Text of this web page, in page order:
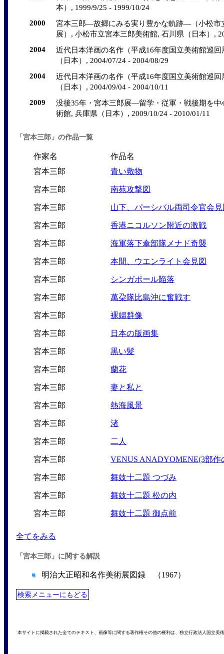
本）, 1999/9/25 - 1999/10/24
2000
宮本三郎―故郷にみる実り豊かな軌跡―（小松市
展）, 小松市立宮本三郎美術館, 石川県（日本）,
2004
近代日本洋画の名作（平成16年度国立美術館巡
（日本）, 2004/07/24 - 2004/08/29
2004
近代日本洋画の名作（平成16年度国立美術館巡
（日本）, 2004/09/04 - 2004/10/11
2009
没後35年・宮本三郎展―留学・従軍・戦後期を
術館, 兵庫県（日本）, 2009/10/24 - 2010/01/11
「宮本三郎」の作品一覧
作家名
作品名
宮本三郎
青い敷物
宮本三郎 南苑攻撃図
宮本三郎 山下、パーシバル両司令官会見
宮本三郎 香港ニコルソン附近の激戦
宮本三郎 海軍落下傘部隊メナド奇襲
宮本三郎 本間、ウエンライト会見図
宮本三郎 シンガポール陥落
宮本三郎 萬朶隊比島沖に奮戦す
宮本三郎 裸婦群像
宮本三郎 日本の版画集
宮本三郎 黒い髪
宮本三郎 蘭花
宮本三郎 妻と私と
宮本三郎 熱海風景
宮本三郎 渚
宮本三郎 二人
宮本三郎 VENUS ANADYOMENE(3部作
宮本三郎 舞妓十二題 つづみ
宮本三郎 舞妓十二題 松の内
宮本三郎 舞妓十二題 御点前
全てをみる
「宮本三郎」に関する解説
明治大正昭和名作美術展図録 （1967）
検索メニューにもどる
本サイトに掲載された全てのテキスト、画像等に関する著作権その他の権利は、独立行政法人国立